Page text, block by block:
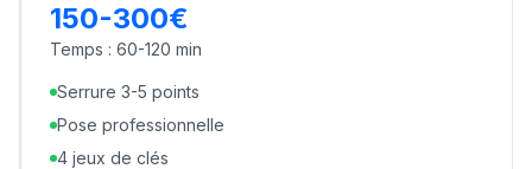
150-300€
Temps : 60-120 min
Serrure 3-5 points
Pose professionnelle
4 jeux de clés